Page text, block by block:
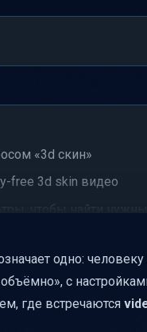
«3d скин»
free 3d skin видео
чтобы найти
а 3D-осмотр: что
в 3D Viewer
цвет и тип стикера
одно:
с
где встречаются